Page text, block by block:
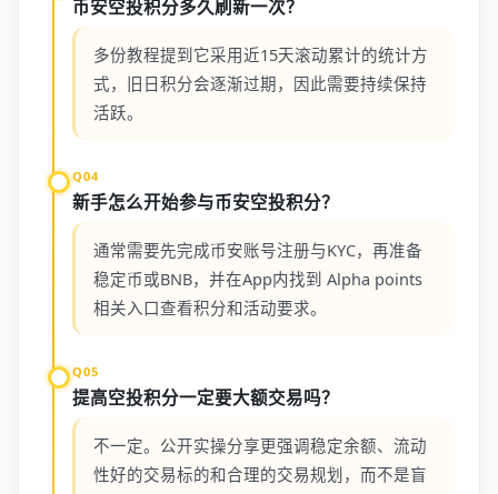
币安空投积分多久刷新一次？
多份教程提到它采用近15天滚动累计的统计方
式，旧日积分会逐渐过期，因此需要持续保持
活跃。
Q04
新手怎么开始参与币安空投积分？
通常需要先完成币安账号注册与KYC，再准备
稳定币或BNB，并在App内找到 Alpha points
相关入口查看积分和活动要求。
Q05
提高空投积分一定要大额交易吗？
不一定。公开实操分享更强调稳定余额、流动
性好的交易标的和合理的交易规划，而不是盲